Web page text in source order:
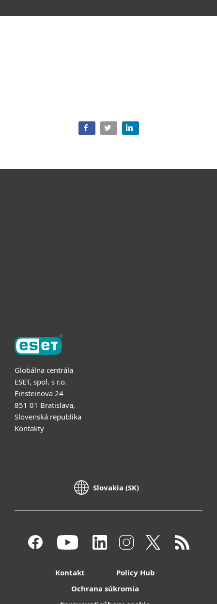
Globálna centrála
ESET, spol. s r.o.
Einsteinova 24
851 01 Bratislava,
Slovenská republika
Kontakty
Slovakia (SK)
Kontakt
Policy Hub
Ochrana súkromia